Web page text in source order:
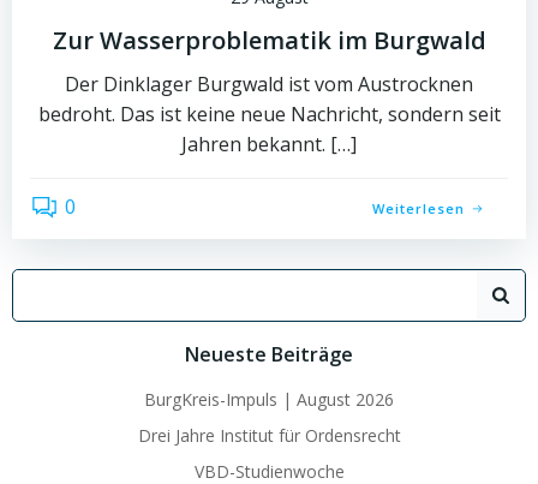
Zur Wasserproblematik im Burgwald
Der Dinklager Burgwald ist vom Austrocknen
bedroht. Das ist keine neue Nachricht, sondern seit
Jahren bekannt. […]
0 Weiterlesen
for:
Neueste Beiträge
BurgKreis-Impuls | August 2026
Drei Jahre Institut für Ordensrecht
VBD-Studienwoche